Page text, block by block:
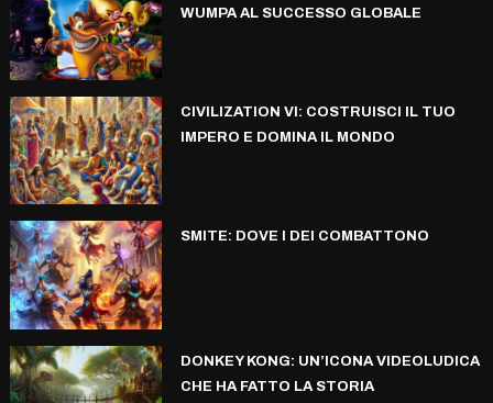
WUMPA AL SUCCESSO GLOBALE
CIVILIZATION VI: COSTRUISCI IL TUO
IMPERO E DOMINA IL MONDO
SMITE: DOVE I DEI COMBATTONO
DONKEY KONG: UN’ICONA VIDEOLUDICA
CHE HA FATTO LA STORIA